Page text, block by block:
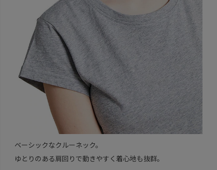
ベーシックなクルーネック。
ゆとりのある肩回りで動きやすく着心地も抜群。